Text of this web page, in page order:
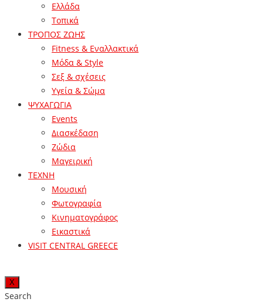
Ελλάδα
Τοπικά
ΤΡΟΠΟΣ ΖΩΗΣ
Fitness & Εναλλακτικά
Μόδα & Style
Σεξ & σχέσεις
Υγεία & Σώμα
ΨΥΧΑΓΩΓΙΑ
Events
Διασκέδαση
Ζώδια
Μαγειρική
ΤΕΧΝΗ
Μουσική
Φωτογραφία
Κινηματογράφος
Εικαστικά
VISIT CENTRAL GREECE
X
Search